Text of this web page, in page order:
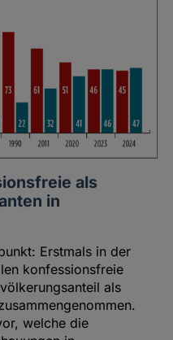
als
in
Erstmals in der
konfessionsfreie
als
welche die